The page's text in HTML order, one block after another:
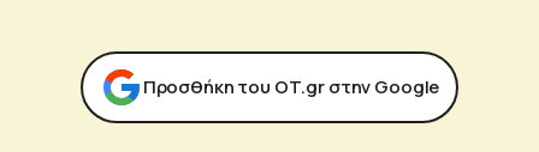
Προσθήκη του ΟΤ.gr στην Google